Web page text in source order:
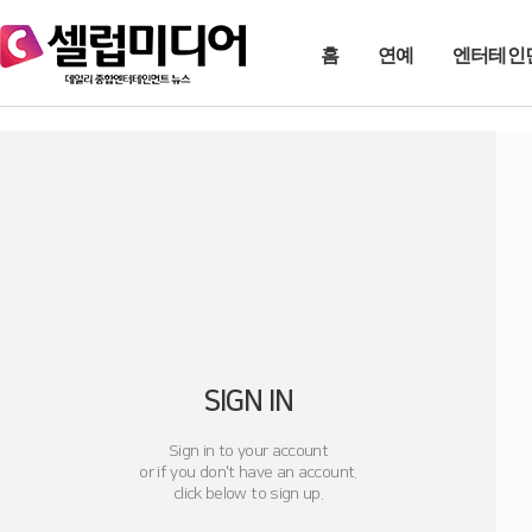
홈 연예 엔터테인
SIGN IN
Sign in to your account
or if you don't have an account.
click below to sign up.